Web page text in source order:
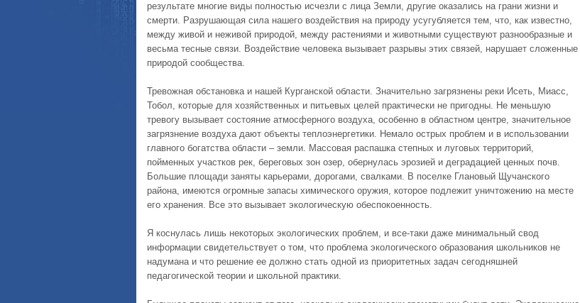
результате многие виды полностью исчезли с лица Земли, другие оказались на грани жизни и
смерти. Разрушающая сила нашего воздействия на природу усугубляется тем, что, как известно,
между живой и неживой природой, между растениями и животными существуют разнообразные и
весьма тесные связи. Воздействие человека вызывает разрывы этих связей, нарушает сложенные
природой сообщества.
Тревожная обстановка и нашей Курганской области. Значительно загрязнены реки Исеть, Миасс,
Тобол, которые для хозяйственных и питьевых целей практически не пригодны. Не меньшую
тревогу вызывает состояние атмосферного воздуха, особенно в областном центре, значительное
загрязнение воздуха дают объекты теплоэнергетики. Немало острых проблем и в использовании
главного богатства области – земли. Массовая распашка степных и луговых территорий,
пойменных участков рек, береговых зон озер, обернулась эрозией и деградацией ценных почв.
Большие площади заняты карьерами, дорогами, свалками. В поселке Глановый Щучанского
района, имеются огромные запасы химического оружия, которое подлежит уничтожению на месте
его хранения. Все это вызывает экологическую обеспокоенность.
Я коснулась лишь некоторых экологических проблем, и все-таки даже минимальный свод
информации свидетельствует о том, что проблема экологического образования школьников не
надумана и что решение ее должно стать одной из приоритетных задач сегодняшней
педагогической теории и школьной практики.